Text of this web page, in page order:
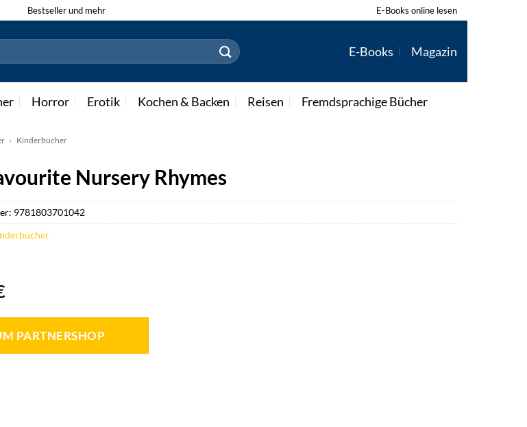
Bestseller und mehr E-Books online lesen
E-Books Magazin
Horror Erotik Kochen & Backen Reisen Fremdsprachige Bücher
» Kinderbücher
Nursery Rhymes
PARTNERSHOP
9781803701042